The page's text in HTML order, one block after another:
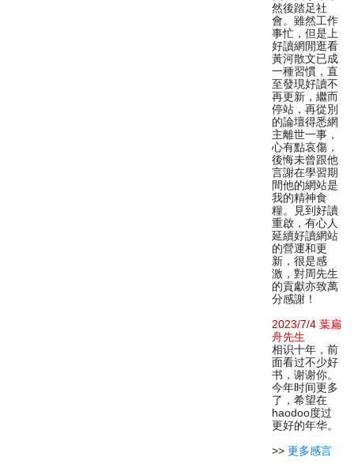
然後踏足社
會。雖然工作
事忙，但是上
好讀網閒逛看
黃河散文已成
一種習慣，直
至發現好讀不
再更新，繼而
停站，再從別
的論壇得悉網
主離世一事，
心有點哀傷，
後悔未曾跟他
言謝在學習期
間他的網站是
我的精神食
糧。見到好讀
重啟，有心人
延續好讀網站
的營運和更
新，很是感
激，對周先生
的貢獻亦致萬
分感謝！
2023/7/4 葉扁
舟先生
相识十年，前
面看过不少好
书，谢谢你。
今年时间更多
了，希望在
haodoo度过
更好的年华。
>> 更多感言